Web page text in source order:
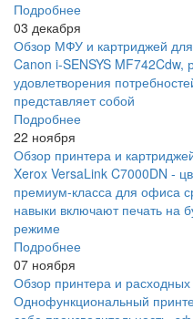
Подробнее
03 декабря
Обзор МФУ и картриджей
Canon i-SENSYS MF742Cdw,
удовлетворения
представляет собой
Подробнее
22 ноября
Обзор принтера и
Xerox VersaLink C7000DN -
премиум-класса для офиса
навыки включают печать на
режиме
Подробнее
07 ноября
Обзор принтера и
Однофункциональный